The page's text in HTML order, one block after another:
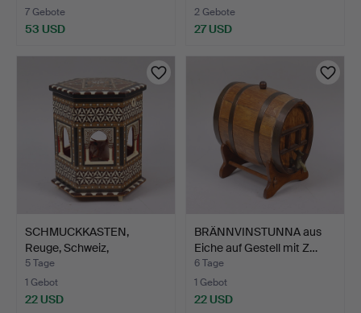
7 Gebote
53 USD
2 Gebote
27 USD
SCHMUCKKASTEN,
Reuge, Schweiz,
marokkanisc…
5 Tage
1 Gebot
22 USD
BRÄNNVINSTUNNA aus
Eiche auf Gestell mit Z…
6 Tage
1 Gebot
22 USD